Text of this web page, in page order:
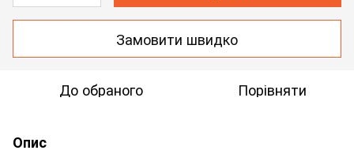
Замовити швидко
До обраного Порівняти
Опис